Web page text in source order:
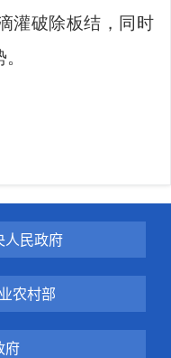
灌破除板结，同时
人民政府
农村部
府